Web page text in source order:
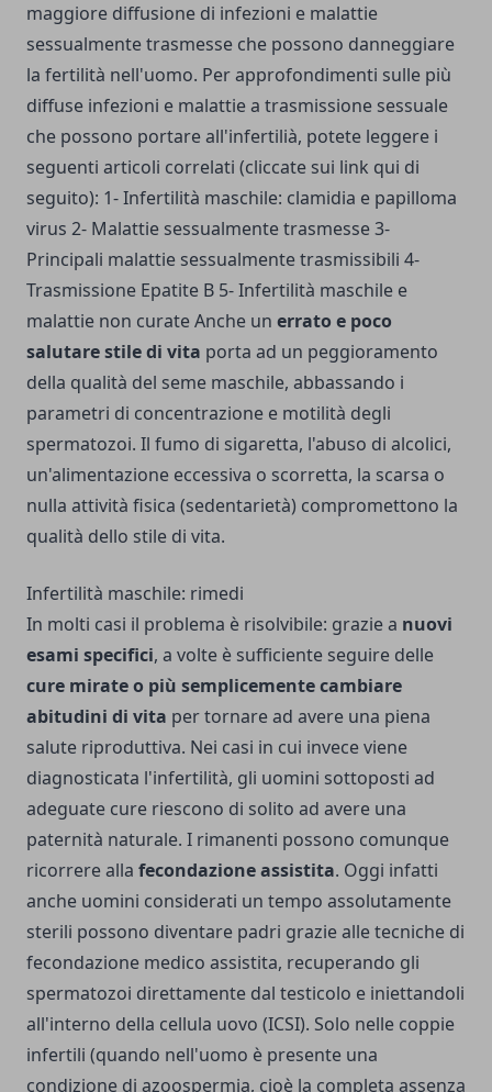
maggiore diffusione di infezioni e malattie
sessualmente trasmesse che possono danneggiare
la fertilità nell'uomo. Per approfondimenti sulle più
diffuse infezioni e malattie a trasmissione sessuale
che possono portare all'infertilià, potete leggere i
seguenti articoli correlati (cliccate sui link qui di
seguito): 1-Infertilità maschile: clamidia e papilloma
virus 2- Malattie sessualmente trasmesse3-
Principali malattie sessualmente trasmissibili 4-
Trasmissione Epatite B 5-Infertilità maschile e
malattie non curateAnche un errato e poco
salutare stile di vita porta ad un peggioramento
della qualità del seme maschile, abbassando i
parametri di concentrazione e motilità degli
spermatozoi. Il fumo di sigaretta, l'abuso di alcolici,
un'alimentazione eccessiva o scorretta, la scarsa o
nulla attività fisica (sedentarietà) compromettono la
qualità dello stile di vita.
Infertilità maschile: rimedi
In molti casi il problema è risolvibile: grazie a nuovi
esami specifici, a volte è sufficiente seguire delle
cure mirate o più semplicemente cambiare
abitudini di vita per tornare ad avere una piena
salute riproduttiva. Nei casi in cui invece viene
diagnosticata l'infertilità, gli uomini sottoposti ad
adeguate cure riescono di solito ad avere una
paternità naturale. I rimanenti possono comunque
ricorrere alla fecondazione assistita. Oggi infatti
anche uomini considerati un tempo assolutamente
sterili possono diventare padri grazie alle tecniche di
fecondazione medico assistita, recuperando gli
spermatozoi direttamente dal testicolo e iniettandoli
all'interno della cellula uovo (ICSI). Solo nelle coppie
infertili (quando nell'uomo è presente una
condizione di azoospermia, cioè la completa assenza